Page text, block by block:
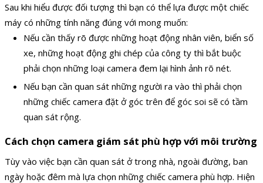
Sau khi hiểu được đối tượng thì bạn có thể lựa được một chiếc
máy có những tính năng đúng với mong muốn:
Nếu cần thấy rõ được những hoạt động nhân viên, biển số
xe, những hoạt động ghi chép của công ty thì bắt buộc
phải chọn những loại camera đem lại hình ảnh rõ nét.
Nếu bạn cần quan sát những người ra vào thì phải chọn
những chiếc camera đặt ở góc trên để góc soi sẽ có tầm
quan sát rộng.
Cách chọn camera giám sát phù hợp với môi trường
Tùy vào việc bạn cần quan sát ở trong nhà, ngoài đường, ban
ngày hoặc đêm mà lựa chọn những chiếc camera phù hợp. Hiện